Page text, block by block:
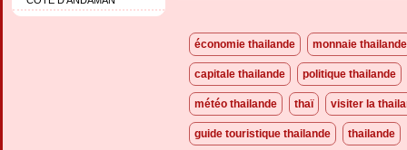
économie thailande monnaie thailande
capitale thailande politique thailande
météo thailande thaï visiter la
guide touristique thailande thailande